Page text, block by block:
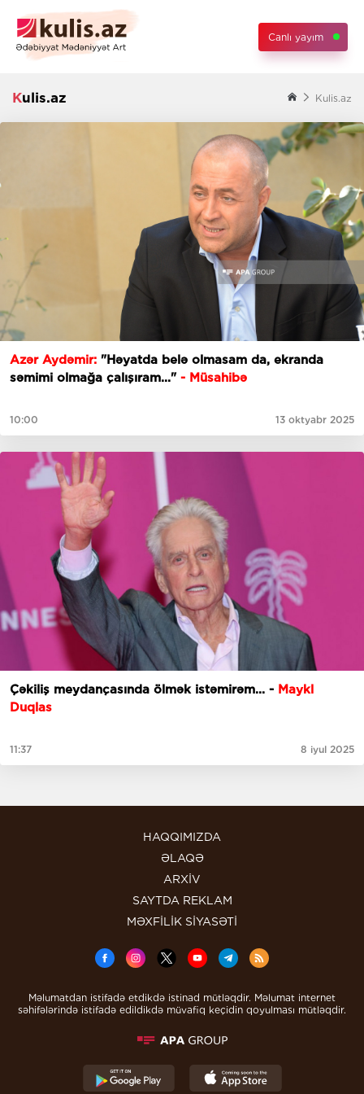
Canlı yayım
Kulis.az Kulis.az
Azər Aydəmir: "Həyatda belə olmasam da, ekranda
səmimi olmağa çalışıram..." - Müsahibə
10:00 13 oktyabr 2025
Çəkiliş meydançasında ölmək istəmirəm... - Maykl
Duqlas
11:37 8 iyul 2025
HAQQIMIZDA
ƏLAQƏ
ARXİV
SAYTDA REKLAM
MƏXFİLİK SİYASƏTİ
Məlumatdan istifadə etdikdə istinad mütləqdir. Məlumat internet
səhifələrində istifadə edildikdə müvafiq keçidin qoyulması mütləqdir.